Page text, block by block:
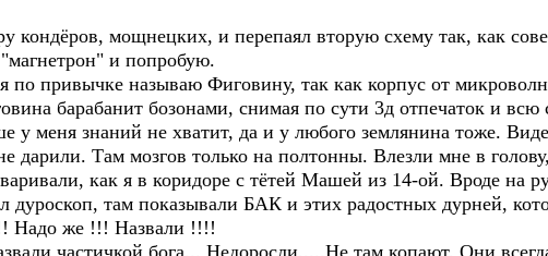
кондёров, мощнецких, и перепаял вторую схему так, как
и попробую.
по привычке называю Фиговину, так как корпус от
барабанит бозонами, снимая по сути 3д отпечаток и
у меня знаний не хватит, да и у любого землянина тоже.
дарили. Там мозгов только на полтонны. Влезли мне в
как я в коридоре с тётей Машей из 14-ой. Вроде на
дуроскоп, там показывали БАК и этих радостных дурней,
Надо же !!! Назвали !!!!
частичкой бога... Недоросли.....Не там копают. Они